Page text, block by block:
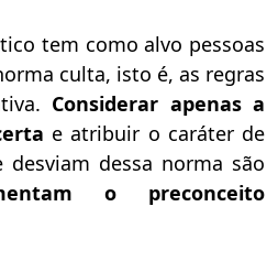
tem como alvo pessoas
culta, isto é, as regras
Considerar apenas a
e atribuir o caráter de
dessa norma são
o preconceito